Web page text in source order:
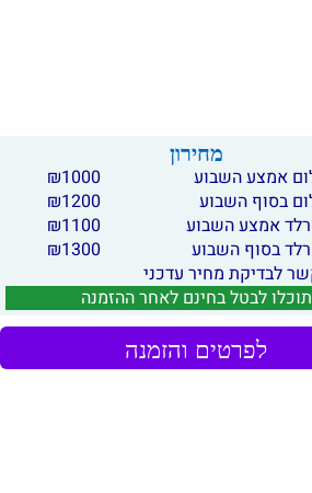
מחירון
אמצע השבוע 1000
₪
בסוף השבוע
1200
₪
אמצע השבוע
1100
₪
בסוף השבוע
1300
₪
לבדיקת מחיר עדכני
תוכלו לבטל בחינם לאחר ההזמנה
לפרטים והזמנה